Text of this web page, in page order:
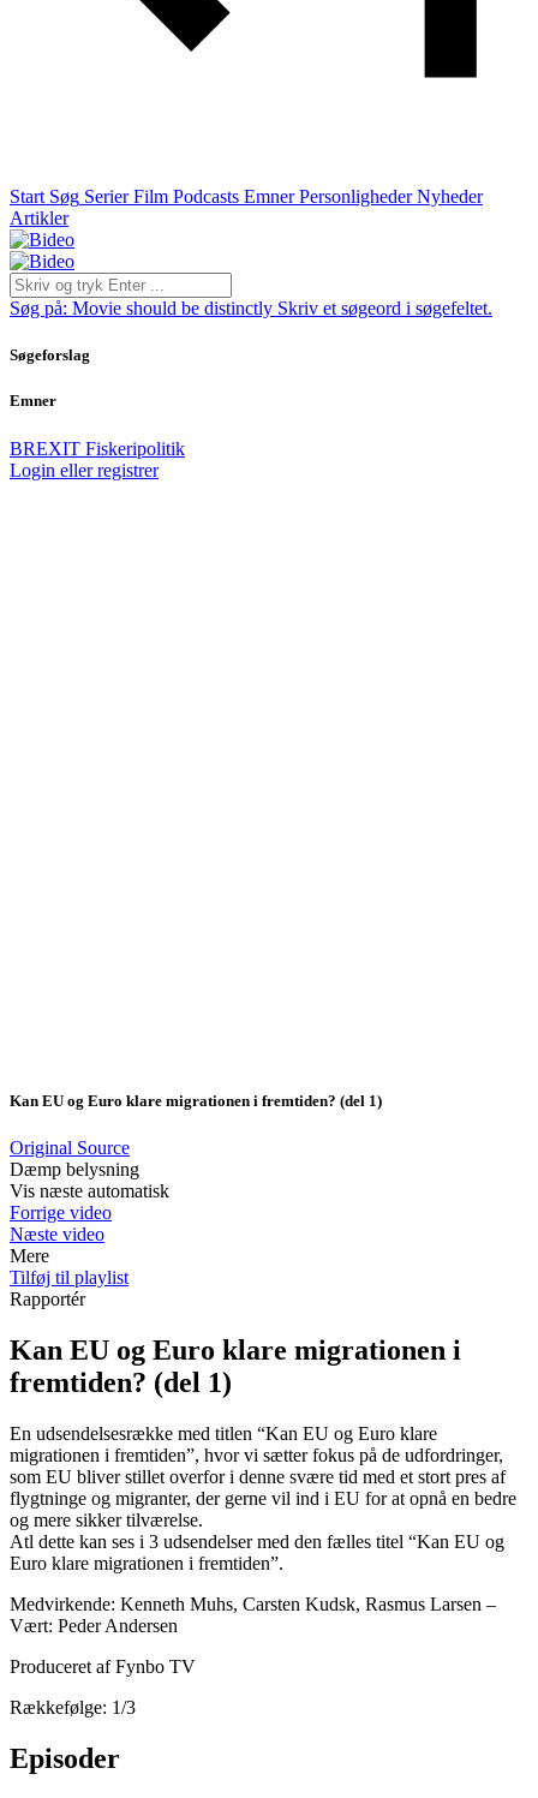
Start Søg Serier Film Podcasts Emner Personligheder Nyheder
Artikler
Søg på: Movie should be distinctly Skriv et søgeord i søgefeltet.
Søgeforslag
Emner
BREXIT Fiskeripolitik
Login eller registrer
Kan EU og Euro klare migrationen i fremtiden? (del 1)
Original Source
Dæmp belysning
Vis næste automatisk
Forrige video
Næste video
Mere
Tilføj til playlist
Rapportér
Kan EU og Euro klare migrationen i
fremtiden? (del 1)
En udsendelsesrække med titlen “Kan EU og Euro klare
migrationen i fremtiden”, hvor vi sætter fokus på de udfordringer,
som EU bliver stillet overfor i denne svære tid med et stort pres af
flygtninge og migranter, der gerne vil ind i EU for at opnå en bedre
og mere sikker tilværelse.
Atl dette kan ses i 3 udsendelser med den fælles titel “Kan EU og
Euro klare migrationen i fremtiden”.
Medvirkende: Kenneth Muhs, Carsten Kudsk, Rasmus Larsen –
Vært: Peder Andersen
Produceret af Fynbo TV
Rækkefølge: 1/3
Episoder